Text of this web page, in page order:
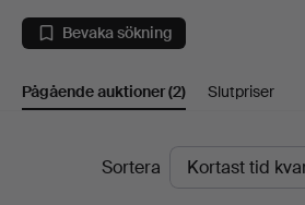
&
Koppar
Bevaka sökning
Pågående auktioner(2) Slutpriser
PågåendeSortera